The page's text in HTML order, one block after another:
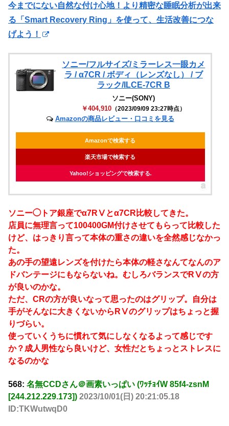
今までにない自然な付け心地！より精密な睡眠分析が出来
る「Smart Recovery Ring」を使って、生活改善につな
げよう！
ソニー/フルサイズ/ミラーレス一眼カメ
ラ / α7CR / ボディ（レンズなし） / ブ
ラック/ILCE-7CR B
ソニー(SONY)
￥404,910 （2023/09/09 23:27時点）
Amazonの商品レビュー・口コミを見る
Amazonで検索する
楽天市場で検索する
Yahoo!ショッピングで検索する
ソニー◯トア銀座でα7RⅤとα7CR比較してきた。
店員に無理言って100400GM付けさせてもらって比較した
けど、はっきり言って本体の重さの違いを全然感じなかっ
た。
あの手の望遠レンズを付けたら本体の軽さなんてなんのア
ドバンテージにもならないね。むしろバランスでRⅤの方
が良いのかな。
ただ、CRの方が良いなって思ったのはグリップ。自分は
手がそんなに大きくないからRⅤのグリップはちょっと握
りづらい。
使っていくうちに慣れて気にしなくなるよって感じです
か？成人男性なら良いけど、女性だとちょっとストレスに
なるのかな
568: 名無CCDさん＠画素いっぱい (ﾜｯﾁｮｲW 85f4-zsnM
[244.212.229.173]) 2023/10/01(日) 20:21:05.18
ID:TKWutwqD0